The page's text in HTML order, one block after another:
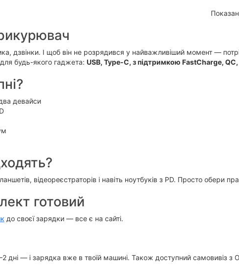
дзвінки. І щоб він не розрядився у найважливіший момент —
будь-якого гаджета: USB, Type-C, з підтримкою FastCharge, QC,
девайси
відеореєстраторів і навіть ноутбуків з PD. Просто обери
готовий
до своєї зарядки — все є на сайті.
— і зарядка вже в твоїй машині. Також доступний самовивіз з